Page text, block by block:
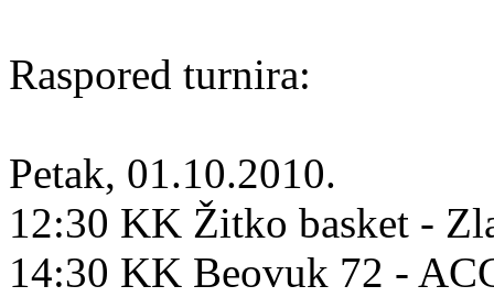
Raspored turnira:
Petak, 01.10.2010.
12:30 KK Žitko basket -
14:30 KK Beovuk 72 -